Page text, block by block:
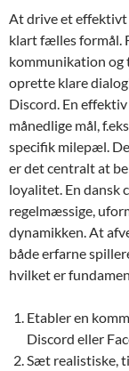
At drive et
klart fælles formål.
kommunikation og
oprette klare
Discord. En
månedlige mål,
specifik milepæl.
er det centralt at
loyalitet. En dansk
regelmæssige,
dynamikken. At
både erfarne
hvilket er
Etabler en
Discord eller
Sæt realistiske,